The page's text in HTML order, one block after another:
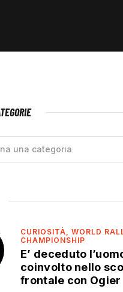
CURIOSITÀ,WORLD
CHAMPIONSHIP
E’ deceduto
coinvolto nello
frontale con Ogier